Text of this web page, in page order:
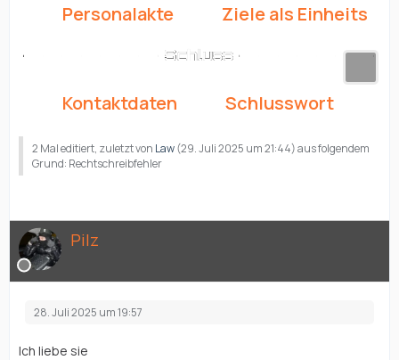
Personalakte Ziele als
Kontaktdaten Schlusswort
2 Mal editiert, zuletzt von Law(29. Juli 2025 um 21:44) aus folgendem
Grund: Rechtschreibfehler
Pilz
28. Juli 2025 um 19:57
Ich liebe sie